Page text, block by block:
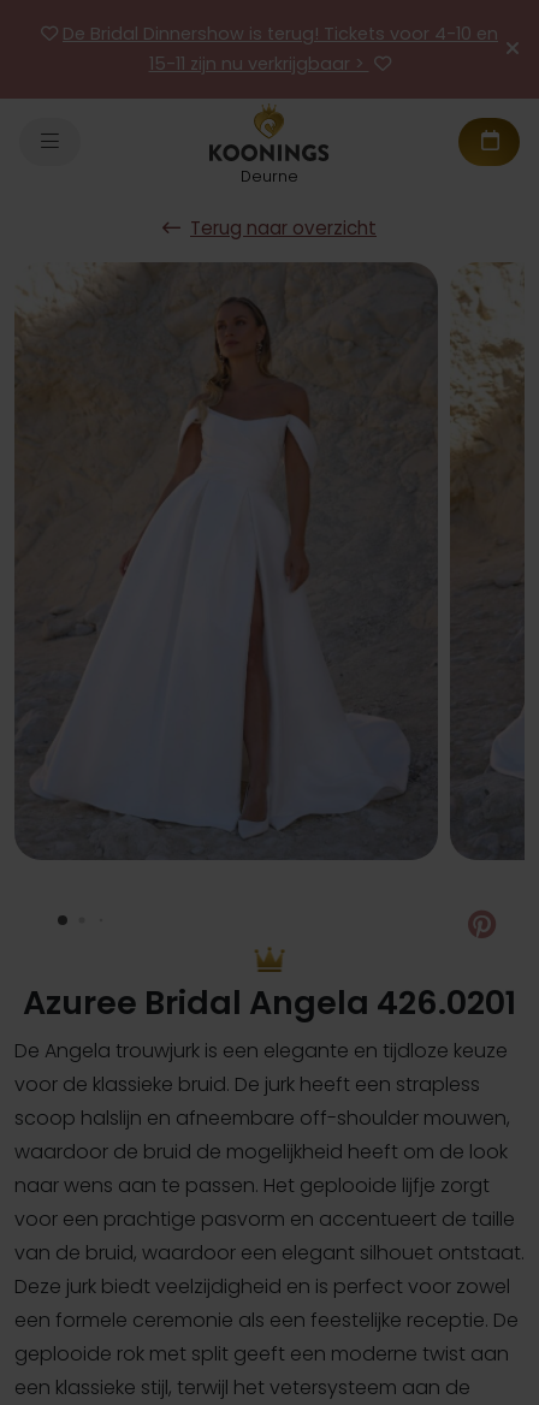
De Bridal Dinnershow is terug! Tickets voor 4-10 en
15-11 zijn nu verkrijgbaar >
Deurne
Terug naar overzicht
Azuree Bridal Angela 426.0201
De Angela trouwjurk is een elegante en tijdloze keuze
voor de klassieke bruid. De jurk heeft een strapless
scoop halslijn en afneembare off-shoulder mouwen,
waardoor de bruid de mogelijkheid heeft om de look
naar wens aan te passen. Het geplooide lijfje zorgt
voor een prachtige pasvorm en accentueert de taille
van de bruid, waardoor een elegant silhouet ontstaat.
Deze jurk biedt veelzijdigheid en is perfect voor zowel
een formele ceremonie als een feestelijke receptie. De
geplooide rok met split geeft een moderne twist aan
een klassieke stijl, terwijl het vetersysteem aan de